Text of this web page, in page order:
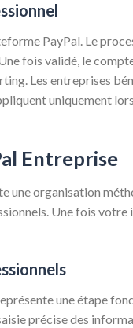
PayPal. Le
fois validé, le
Les entreprises
uniquement
Entreprise
une organisation
Une fois
une étape
précise des